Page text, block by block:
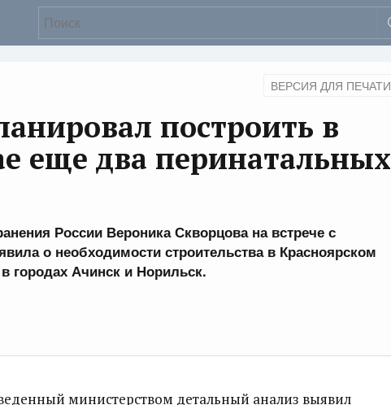
ВЕРСИЯ ДЛЯ ПЕЧАТИ
построить в
еще два перинатальных
России Вероника Скворцова на встрече с
о необходимости строительства в Красноярском
городах Ачинск и Норильск.
министерством детальный анализ выявил